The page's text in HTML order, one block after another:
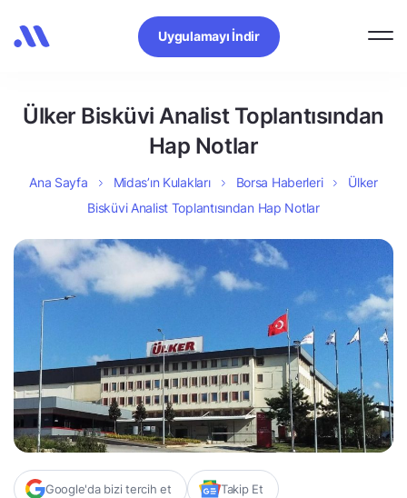
Uygulamayı İndir
Ülker Bisküvi Analist Toplantısından
Hap Notlar
Ana Sayfa Midas’ın Kulakları Borsa Haberleri
Ülker
Bisküvi Analist Toplantısından Hap Notlar
Google'da bizi tercih et Takip Et